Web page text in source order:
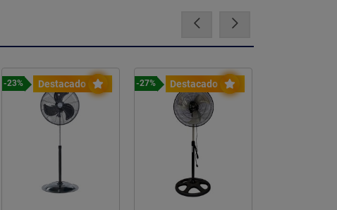
Destacado
-23% Destacado
-27%